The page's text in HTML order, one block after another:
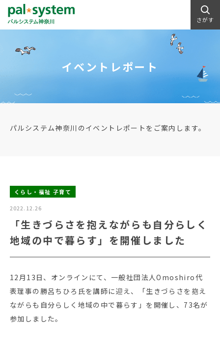
さがす
イベントレポート
パルシステム神奈川のイベントレポートをご案内します。
くらし・福祉 子育て
2022.12.26
「生きづらさを抱えながらも自分らしく
地域の中で暮らす」を開催しました
12月13日、オンラインにて、一般社団法人Omoshiro代
表理事の勝呂ちひろ氏を講師に迎え、「生きづらさを抱え
ながらも自分らしく地域の中で暮らす」を開催し、73名が
参加しました。